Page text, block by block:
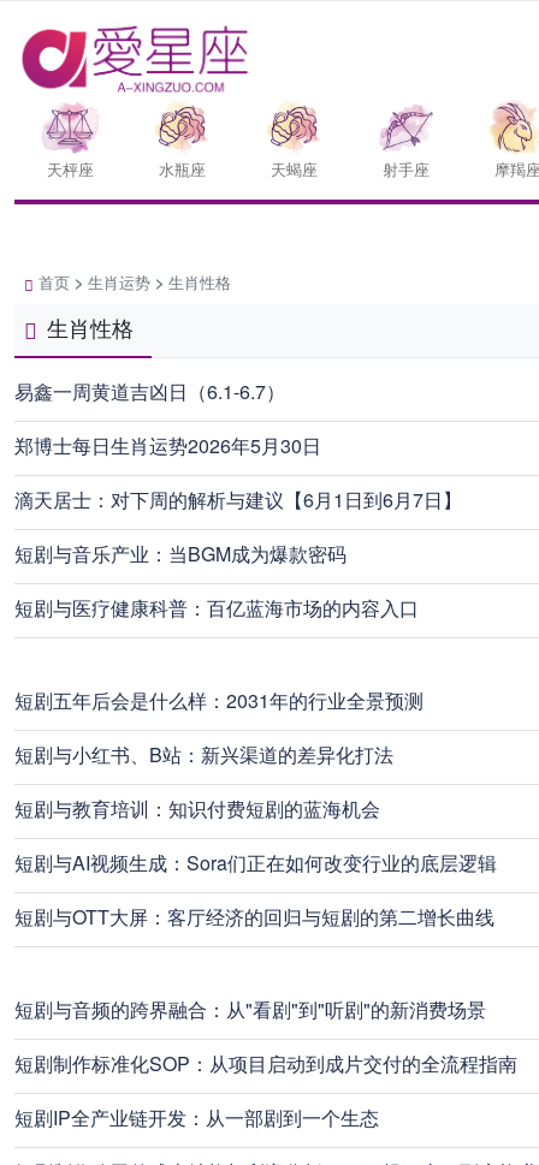
天枰座 水瓶座 天蝎座 射手座 摩羯
首页 > 生肖运势 > 生肖性格
生肖性格
易鑫一周黄道吉凶日（6.1-6.7）
郑博士每日生肖运势2026年5月30日
滴天居士：对下周的解析与建议【6月1日到6月7日】
短剧与音乐产业：当BGM成为爆款密码
短剧与医疗健康科普：百亿蓝海市场的内容入口
短剧五年后会是什么样：2031年的行业全景预测
短剧与小红书、B站：新兴渠道的差异化打法
短剧与教育培训：知识付费短剧的蓝海机会
短剧与AI视频生成：Sora们正在如何改变行业的底层逻辑
短剧与OTT大屏：客厅经济的回归与短剧的第二增长曲线
短剧与音频的跨界融合：从"看剧"到"听剧"的新消费场景
短剧制作标准化SOP：从项目启动到成片交付的全流程指南
短剧IP全产业链开发：从一部剧到一个生态